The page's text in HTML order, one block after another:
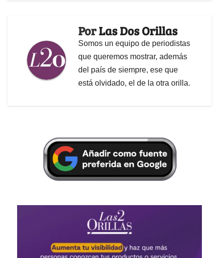
PorLas Dos Orillas
Somos un equipo de periodistas
que queremos mostrar, además
del país de siempre, ese que
está olvidado, el de la otra orilla.